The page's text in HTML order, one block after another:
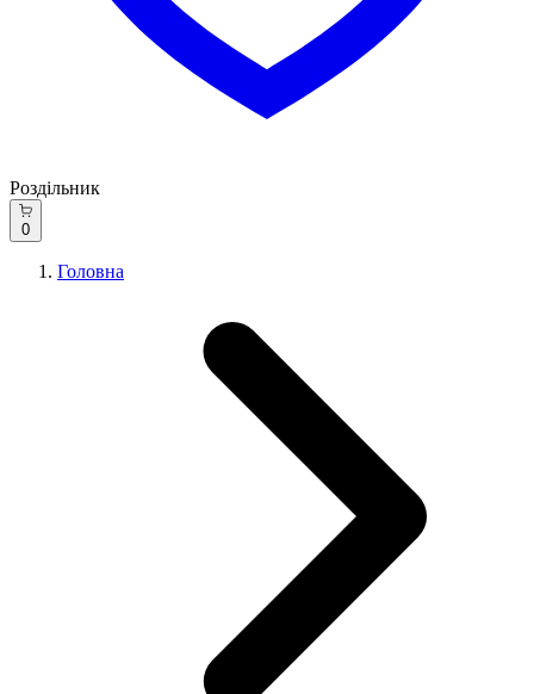
Роздільник
0
Головна